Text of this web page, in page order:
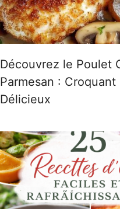
Découvrez le Poulet
Parmesan : Croquant
Délicieux